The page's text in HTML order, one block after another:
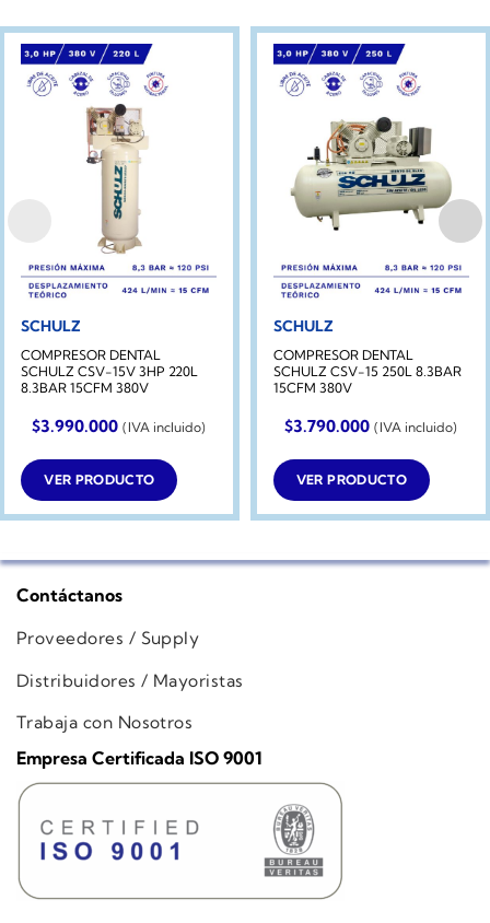
SCHULZ
COMPRESOR DENTAL
SCHULZ CSV-15V 3HP 220L
8.3BAR 15CFM 380V
$3.990.000 (IVA incluido)
VER PRODUCTO
SCHULZ
COMPRESOR DENTAL
SCHULZ CSV-15 250L 8.3BAR
15CFM 380V
$3.790.000 (IVA incluido)
VER PRODUCTO
Contáctanos
Proveedores / Supply
Distribuidores / Mayoristas
Trabaja con Nosotros
Empresa Certificada ISO 9001